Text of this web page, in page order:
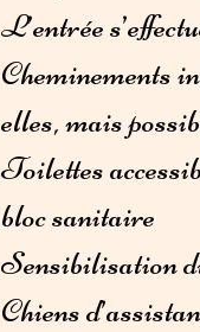
L’entrée
Cheminements
elles, mais
Toilettes
bloc sanitaire
Sensibilisation
Chiens